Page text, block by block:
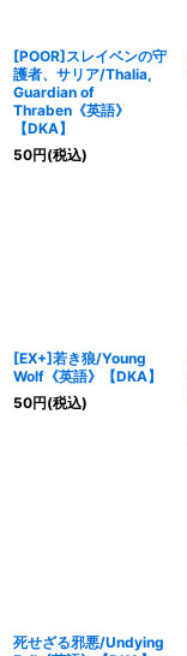
[POOR]スレイベンの守
護者、サリア/Thalia,
Guardian of
Thraben《英語》
【DKA】
50円(税込)
[EX+]若き狼/Young
Wolf《英語》【DKA】
50円(税込)
死せざる邪悪/Undying